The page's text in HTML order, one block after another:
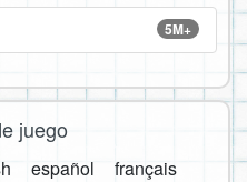
5M+
juego
español
français